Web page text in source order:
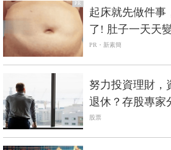
PR
起床就先做件事
了! 肚子一天天
PR・新素簡
努力投資理財，
退休？存股專家
件事
股票